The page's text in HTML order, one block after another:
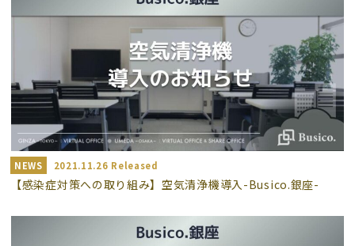
NEWS 2021.11.26 Released
【感染症対策への取り組み】空気清浄機導入-Busico.銀座-